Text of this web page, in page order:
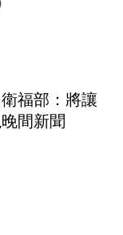
福部：將讓
間新聞